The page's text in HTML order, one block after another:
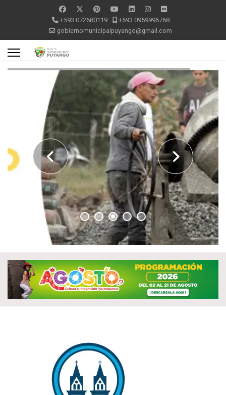
+593 072680119
+593 0959996768
gobiernomunicipalpuyango@gmail.com